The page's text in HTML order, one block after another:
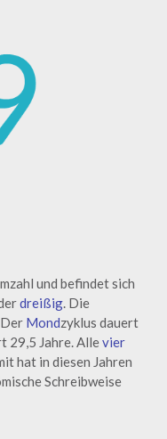
und befindet sich
dreißig. Die
Mondzyklus dauert
29,5 Jahre. Allevier
hat in diesen Jahren
Schreibweise